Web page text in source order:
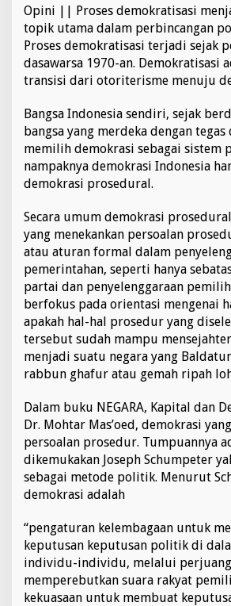
a
m
K
e
r
a
g
k
e
n
g
D
o
k
r
a
i
P
r
o
e
d
r
a
Opini || Proses demokratisasi
topik utama dalam perbincangan
Proses demokratisasi terjadi sejak
dasawarsa 1970-an. Demokratisasi
transisi dari otoriterisme menuju
Bangsa Indonesia sendiri, sejak
bangsa yang merdeka dengan tegas
memilih demokrasi sebagai sistem
nampaknya demokrasi Indonesia
demokrasi prosedural.
Secara umum demokrasi
yang menekankan persoalan
atau aturan formal dalam
pemerintahan, seperti hanya
partai dan penyelenggaraan
berfokus pada orientasi mengenai
apakah hal-hal prosedur yang
tersebut sudah mampu
menjadi suatu negara yang
rabbun ghafur atau gemah ripah
Dalam buku NEGARA, Kapital dan
Dr. Mohtar Mas’oed, demokrasi
persoalan prosedur. Tumpuannya
dikemukakan Joseph Schumpeter
sebagai metode politik. Menurut
demokrasi adalah
“pengaturan kelembagaan untuk
keputusan keputusan politik di
individu-individu, melalui
memperebutkan suara rakyat
kekuasaan untuk membuat